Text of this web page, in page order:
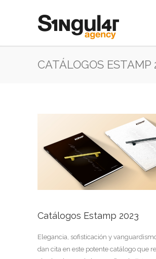
CATÁLOGOS ESTAMP
Catálogos Estamp 2023
Elegancia, sofisticación y
dan cita en este potente catálogo que